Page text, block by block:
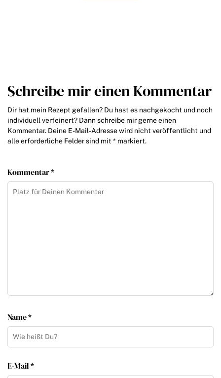
Schreibe mir einen Kommentar
Dir hat mein Rezept gefallen? Du hast es nachgekocht und noch
individuell verfeinert? Dann schreibe mir gerne einen
Kommentar. Deine E-Mail-Adresse wird nicht veröffentlicht und
alle erforderliche Felder sind mit * markiert.
Kommentar *
Name *
E-Mail *